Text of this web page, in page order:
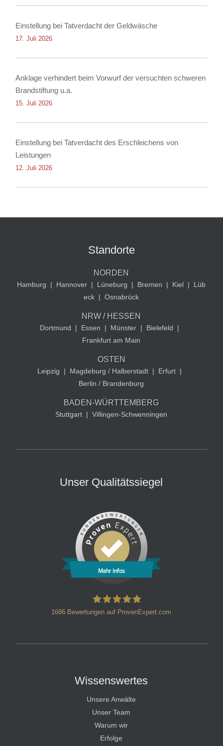
Einstellung bei Tatverdacht der Geldwäsche
17. Juli 2026
Anklage verhindert beim Vorwurf der versuchten schweren
Brandstiftung u.a.
15. Juli 2026
Einstellung bei Tatverdacht des Erschleichens von
Leistungen
12. Juli 2026
Standorte
NORDEN
Hamburg | Hannover | Lüneburg | Bremen | Kiel |
Lüb
eck | Osnabrück
NRW / HESSEN
Dortmund | Essen | Münster | Bielefeld
|
Frankfurt am Main
OSTEN
Leipzig | Magdeburg / Halberstadt | Erfurt |
Berlin / Brandenburg
BADEN-WÜRTTEMBERG
Stuttgart | Villingen-Schwenningen
Unser Qualitätssiegel
Mehr Infos
1686 Bewertungen auf ProvenExpert.com
Wissenswertes
Unsere Anwälte
Unser Team
Warum wir
Erfolge